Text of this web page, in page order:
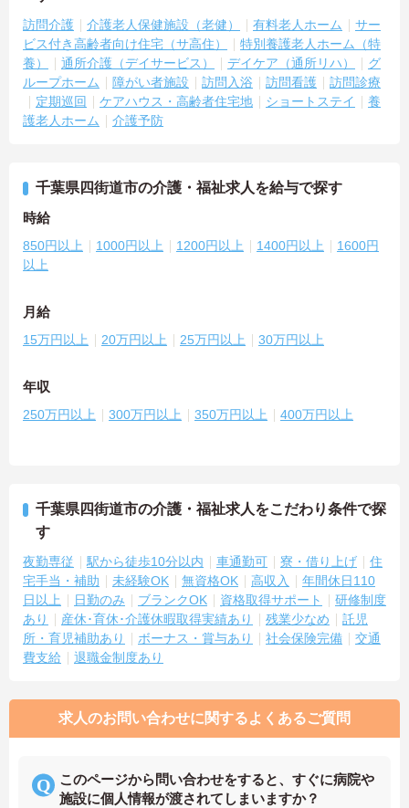
訪問介護 介護老人保健施設（老健） 有料老人ホーム
サー
ビス付き高齢者向け住宅（サ高住）
特別養護老人ホーム（特
養）
通所介護（デイサービス） デイケア（通所リハ）
グ
ループホーム
障がい者施設 訪問入浴 訪問看護
訪問診療
定期巡回
ケアハウス・高齢者住宅地 ショートステイ
養
護老人ホーム
介護予防
千葉県四街道市の介護・福祉求人を給与で探す
時給
850円以上 1000円以上 1200円以上 1400円以上
1600円
以上
月給
15万円以上 20万円以上 25万円以上 30万円以上
年収
250万円以上 300万円以上 350万円以上 400万円以上
千葉県四街道市の介護・福祉求人をこだわり条件で探
す
夜勤専従 駅から徒歩10分以内 車通勤可 寮・借り上げ
住
宅手当・補助
未経験OK 無資格OK 高収入
年間休日110
日以上
日勤のみ ブランクOK 資格取得サポート
研修制度
あり
産休･育休･介護休暇取得実績あり 残業少なめ
託児
所・育児補助あり
ボーナス・賞与あり 社会保険完備
交通
費支給
退職金制度あり
求人のお問い合わせに関するよくあるご質問
このページから問い合わせをすると、すぐに病院や
施設に個人情報が渡されてしまいますか？